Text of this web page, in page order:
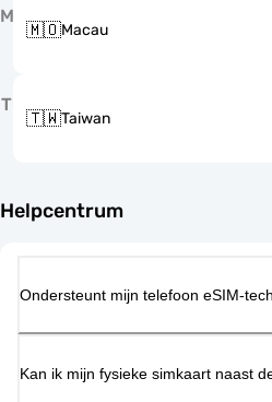
M
🇲🇴Macau
T
🇹🇼Taiwan
Helpcentrum
Ondersteunt mijn telefoon eSIM-
Kan ik mijn fysieke simkaart naast